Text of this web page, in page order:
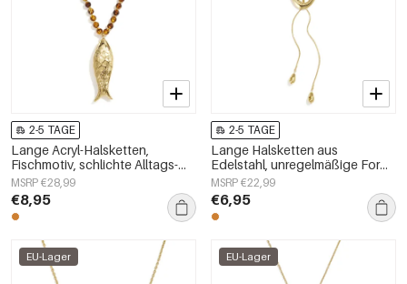
2-5 TAGE
Lange Acryl-Halsketten,
Fischmotiv, schlichte Alltags-
Serie, Damenschmuck
MSRP €28,99
€8,95
2-5 TAGE
Lange Halsketten aus
Edelstahl, unregelmäßige Form,
schlichte Alltags-Serie,
Damenschmuck
MSRP €22,99
€6,95
EU-Lager EU-Lager